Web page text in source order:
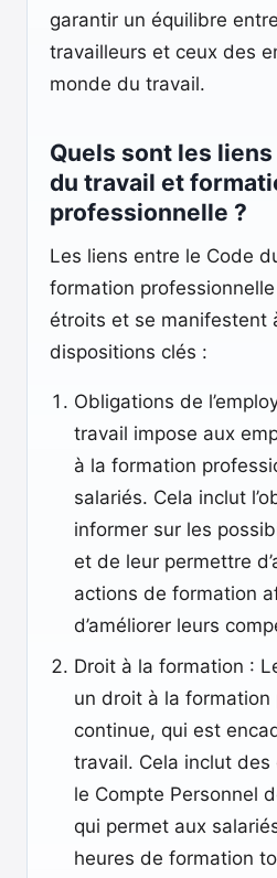
garantir un équilibre
travailleurs et ceux des
monde du travail.
Quels sont les
du travail et
professionnelle ?
Les liens entre le Code
formation
étroits et se manifestent
dispositions clés :
Obligations de
travail impose aux
à la formation
salariés. Cela inclut
informer sur les
et de leur permettre
actions de formation
d’améliorer leurs
Droit à la formation :
un droit à la formation
continue, qui est
travail. Cela inclut
le Compte Personnel
qui permet aux
heures de formation